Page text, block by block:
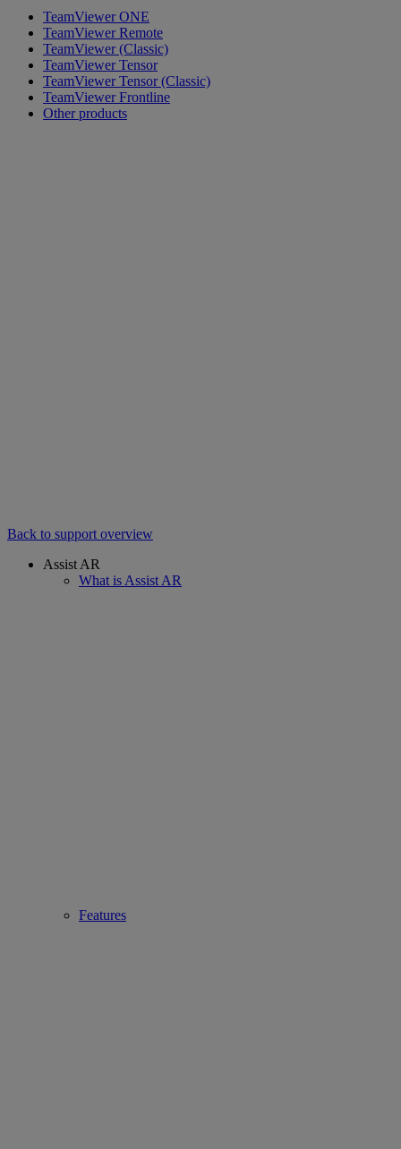
TeamViewer ONE
TeamViewer Remote
TeamViewer (Classic)
TeamViewer Tensor
TeamViewer Tensor (Classic)
TeamViewer Frontline
Other products
Back to support overview
Assist AR
What is Assist AR
Features